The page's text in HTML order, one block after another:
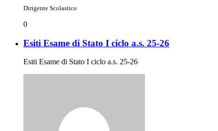
Dirigente Scolastico
0
Esiti Esame di Stato I ciclo a.s. 25-26
Esiti Esame di Stato I ciclo a.s. 25-26